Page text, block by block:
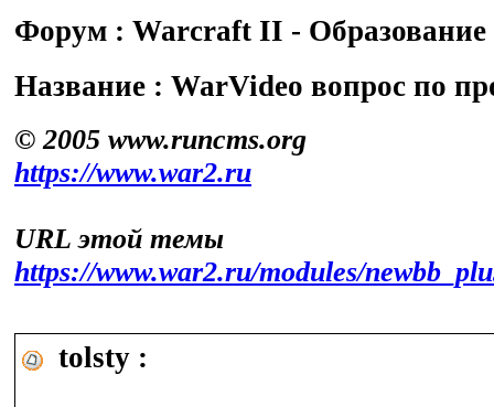
Форум : Warcraft II - Образование
Название : WarVideo вопрос по
© 2005 www.runcms.org
https://www.war2.ru
URL этой темы
https://www.war2.ru/modules/
tolsty :